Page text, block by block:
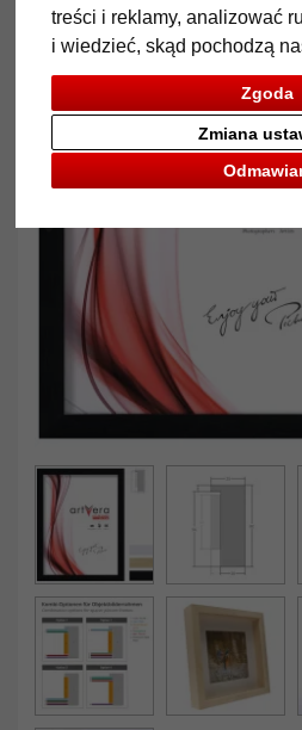
treści i reklamy, analizować
i wiedzieć, skąd pochodzą
Zgoda
Zmiana
Powrót